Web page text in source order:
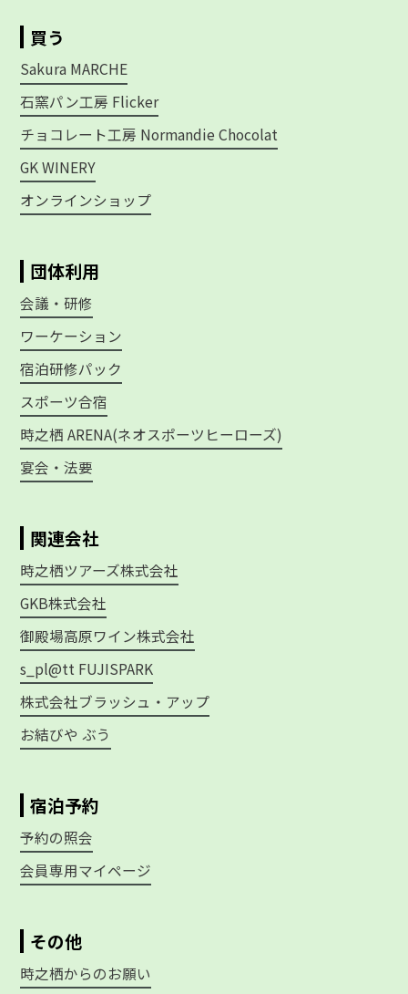
買う
Sakura MARCHE
石窯パン工房 Flicker
チョコレート工房 Normandie Chocolat
GK WINERY
オンラインショップ
団体利用
会議・研修
ワーケーション
宿泊研修パック
スポーツ合宿
時之栖 ARENA(ネオスポーツヒーローズ)
宴会・法要
関連会社
時之栖ツアーズ株式会社
GKB株式会社
御殿場高原ワイン株式会社
s_pl@tt FUJISPARK
株式会社ブラッシュ・アップ
お結びや ぶう
宿泊予約
予約の照会
会員専用マイページ
その他
時之栖からのお願い